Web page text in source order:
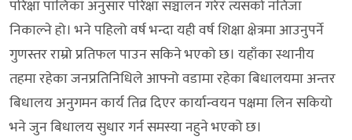
परिक्षा पालिका अनुसार परिक्षा सञ्चालन गरेर त्यसको नतिजा
निकाल्ने हो। भने पहिलो वर्ष भन्दा यही वर्ष शिक्षा क्षेत्रमा आउनुपर्ने
गुणस्तर राम्रो प्रतिफल पाउन सकिने भएको छ। यहाँका स्थानीय
तहमा रहेका जनप्रतिनिधिले आफ्नो वडामा रहेका बिधालयमा अन्तर
बिधालय अनुगमन कार्य तिव्र दिएर कार्यान्वयन पक्षमा लिन सकियो
भने जुन बिधालय सुधार गर्न समस्या नहुने भएको छ।